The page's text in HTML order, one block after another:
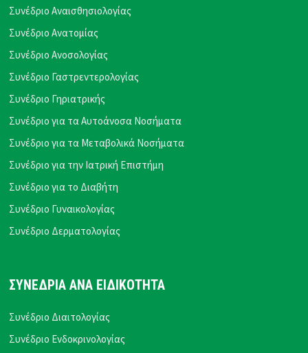
Συνέδριο Αναισθησιολογίας
Συνέδριο Ανατομίας
Συνέδριο Ανοσολογίας
Συνέδριο Γαστρεντερολογίας
Συνέδριο Γηριατρικής
Συνέδριο για τα Αυτοάνοσα Νοσήματα
Συνέδριο για τα Μεταβολικά Νοσήματα
Συνέδριο για την Ιατρική Επιστήμη
Συνέδριο για το Διαβήτη
Συνέδριο Γυναικολογίας
Συνέδριο Δερματολογίας
ΣΥΝΕΔΡΙΑ ΑΝΑ ΕΙΔΙΚΟΤΗΤΑ
Συνέδριο Διαιτολογίας
Συνέδριο Ενδοκρινολογίας